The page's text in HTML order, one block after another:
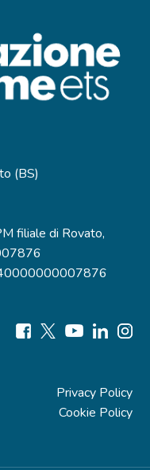
(BS)
filiale di Rovato,
Privacy Policy
Cookie Policy